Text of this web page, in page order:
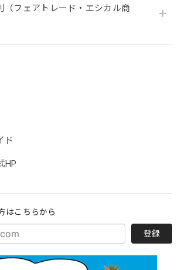
（フェアトレード・エシカル商
ド
HP
はこちらから
登録